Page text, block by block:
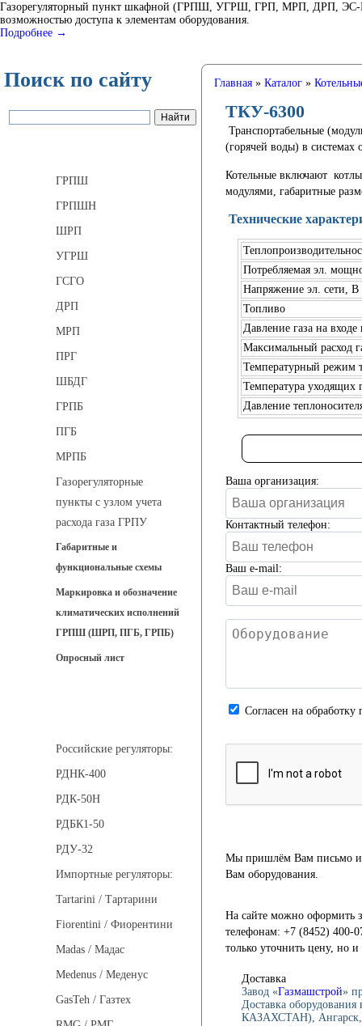
Газорегуляторный пункт шкафной (ГРПШ, УГРШ, ГРП, МРП, ДРП, ЭС-
возможностью доступа к элементам оборудования.
Подробнее →
Поиск по сайту
ГРПШ
ГРПШН
ШРП
УГРШ
ГСГО
ДРП
МРП
ПРГ
ШБДГ
ГРПБ
ПГБ
МРПБ
Газорегуляторные
пункты с узлом учета
расхода газа ГРПУ
Габаритные и
функциональные схемы
Маркировка и обозначение
климатических исполнений
ГРПШ (ШРП, ПГБ, ГРПБ)
Опросный лист
Российские регуляторы:
РДНК-400
РДК-50Н
РДБК1-50
РДУ-32
Импортные регуляторы:
Tartarini / Тартарини
Fiorentini / Фиорентини
Madas / Мадас
Medenus / Меденус
GasTeh / Газтех
Главная» Каталог»
ТКУ-6300
Транспортабельные
(горячей воды) в системах
Котельные включают
модулями, габаритные
Технические
Потребляемая эл.
Напряжение эл. сети, В
Топливо
Давление газа на
Максимальный расход
Температурный режим
Температура уходящих
Давление
Ваша организация:
Контактный телефон:
Ваш e-mail:
Cогласен на
Мы пришлём Вам письмо и
Вам оборудования.
На сайте можно оформить
телефонам: +7 (8452) 400-
только уточнить цену, но
Доставка
Завод «Газмашстрой»
Доставка
КАЗАХСТАН), Ангарск,